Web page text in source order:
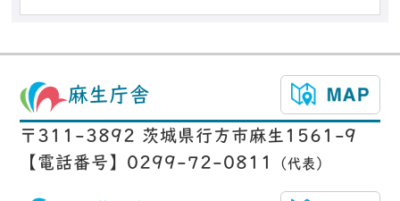
麻生庁舎
〒311-3892 茨城県行方市麻生1561-9
【電話番号】0299-72-0811
（代表）